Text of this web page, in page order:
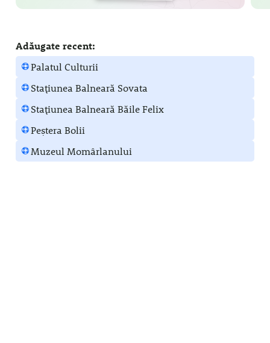
Adăugate recent:
Palatul Culturii
Stațiunea Balneară Sovata
Stațiunea Balneară Băile Felix
Peștera Bolii
Muzeul Momârlanului